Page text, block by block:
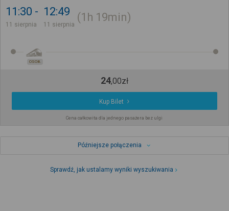
11:30
11 sierpnia
12:49
11 sierpnia
1h 19min
OSOB.
24,00zł
Kup Bilet
Cena całkowita dla jednego pasażera bez ulgi
Późniejsze połączenia
Sprawdź, jak ustalamy wyniki wyszukiwania